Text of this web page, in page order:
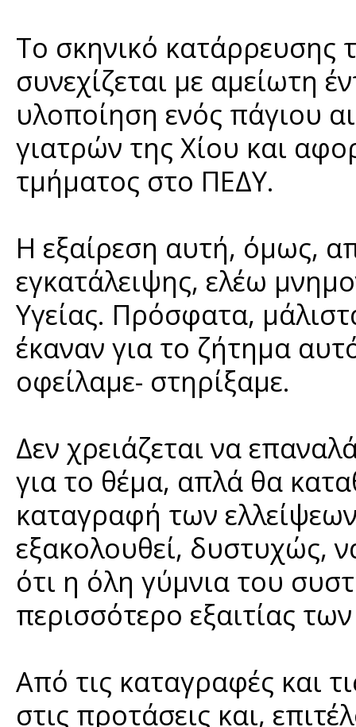
Το σκηνικό κατάρρευσης
συνεχίζεται με αμείωτη
υλοποίηση ενός πάγιου
γιατρών της Χίου και
τμήματος στο ΠΕΔΥ.
Η εξαίρεση αυτή, όμως,
εγκατάλειψης, ελέω
Υγείας. Πρόσφατα,
έκαναν για το ζήτημα
οφείλαμε- στηρίξαμε.
Δεν χρειάζεται να
για το θέμα, απλά θα
καταγραφή των
εξακολουθεί, δυστυχώς,
ότι η όλη γύμνια του
περισσότερο εξαιτίας
Από τις καταγραφές και
στις προτάσεις και,